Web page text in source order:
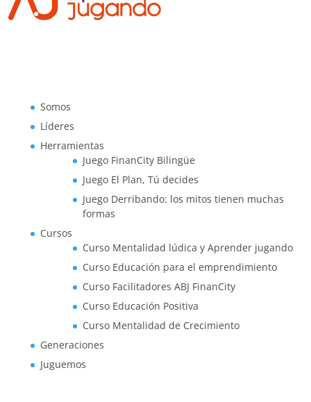
Somos
Líderes
Herramientas
Juego FinanCity Bilingüe
Juego El Plan, Tú decides
Juego Derribando: los mitos tienen muchas
formas
Cursos
Curso Mentalidad lúdica y Aprender jugando
Curso Educación para el emprendimiento
Curso Facilitadores ABJ FinanCity
Curso Educación Positiva
Curso Mentalidad de Crecimiento
Generaciones
Juguemos